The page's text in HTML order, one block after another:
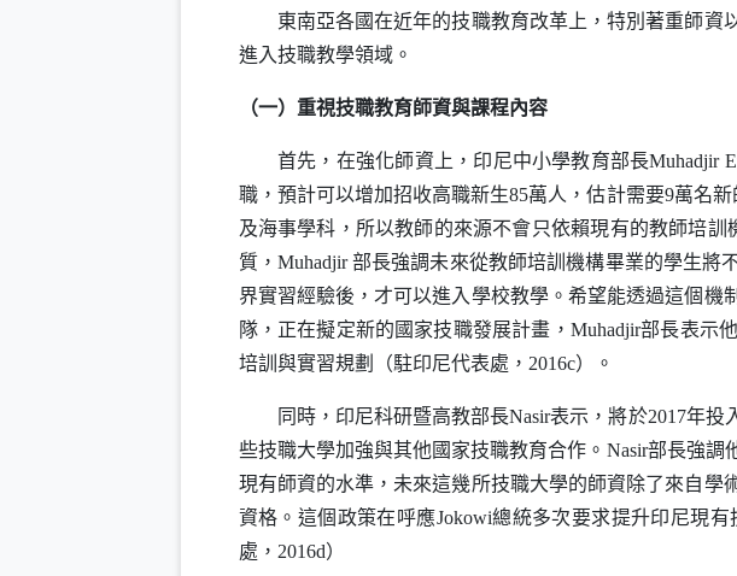
東南亞各國在近年的技職教育改革上，特別著重師資
進入技職教學領域。
（一）重視技職教育師資與課程內容
首先，在強化師資上，印尼中小學教育部長Muhadjir
職，預計可以增加招收高職新生85萬人，估計需要9萬名
及海事學科，所以教師的來源不會只依賴現有的教師培訓
質， Muhadjir部長強調未來從教師培訓機構畢業的學生將
界實習經驗後，才可以進入學校教學。希望能透過這個
隊，正在擬定新的國家技職發展計畫， Muhadjir部長表示
培訓與實習規劃（駐印尼代表處，2016c）。
同時，印尼科研暨高教部長Nasir表示，將於2017年投
些技職大學加強與其他國家技職教育合作。 Nasir部長強調
現有師資的水準，未來這幾所技職大學的師資除了來自
資格。這個政策在呼應Jokowi總統多次要求提升印尼現
處，2016d）